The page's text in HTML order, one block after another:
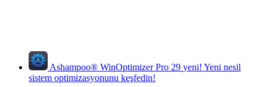
Ashampoo® WinOptimizer Pro 29 yeni! Yeni nesil
sistem optimizasyonunu keşfedin!